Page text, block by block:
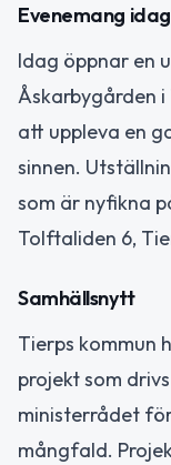
Evenemang idag
Idag öppnar en
Åskarbygården
att uppleva en
sinnen.
som är nyfikna
Tolftaliden 6,
Samhällsnytt
Tierps kommun
projekt som
ministerrådet
mångfald.